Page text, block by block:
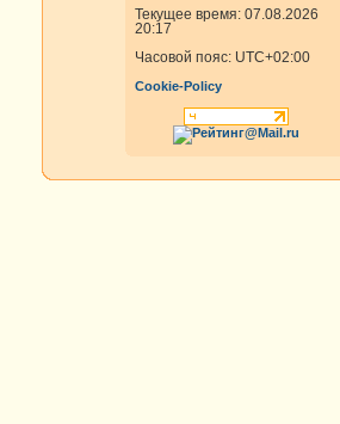
Текущее время: 07.08.2026
20:17
Часовой пояс: UTC+02:00
Cookie-Policy